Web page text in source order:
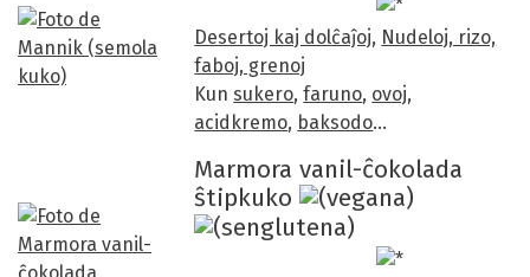
Desertoj kaj dolĉaĵoj, Nudeloj, rizo,
faboj, grenoj
Kun sukero,faruno, ovoj,
acidkremo, baksodo…
Marmora vanil-ĉokolada
ŝtipkuko